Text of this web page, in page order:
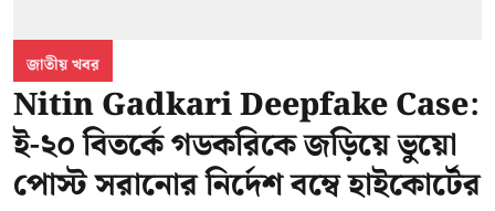
জাতীয় খবর
Nitin Gadkari Deepfake Case:
ই-২০ বিতর্কে গডকরিকে জড়িয়ে ভুয়ো
পোস্ট সরানোর নির্দেশ বম্বে হাইকোর্টের